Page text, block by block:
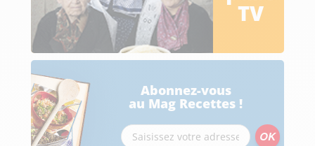
TV
Abonnez-vous
au Mag Recettes !